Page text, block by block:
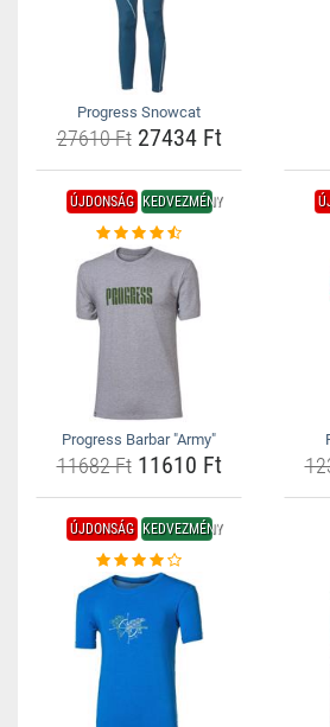
Progress Snowcat
27610 Ft27434 Ft
ÚJDONSÁG KEDVEZMÉNY
Progress Barbar "Army"
11682 Ft11610 Ft
ÚJDONSÁG KEDVEZMÉNY